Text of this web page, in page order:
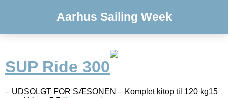
Aarhus Sailing Week
SUP Ride 300
– UDSOLGT FOR SÆSONEN – Komplet kitop til 120 kg15